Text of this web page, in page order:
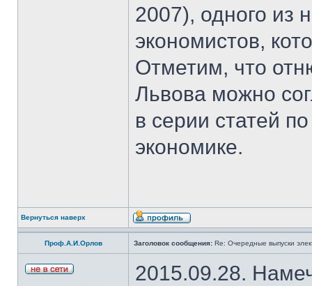
2007), одного из
экономистов,
Отметим, что
Львова можно
в серии статей
экономике.
Вернуться наверх
Проф.А.И.Орлов Заголовок сообщения: Re: Очередные выпуски
2015.09.28.